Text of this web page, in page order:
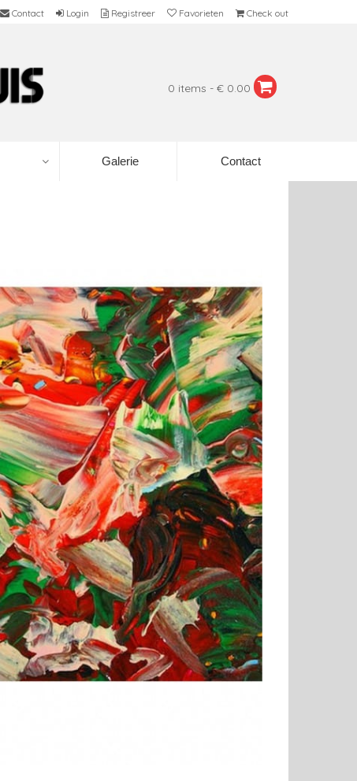
Contact Login Registreer Favorieten Check out
0 items - € 0.00
Galerie Contact